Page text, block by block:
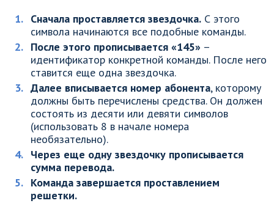
Сначала проставляется звездочка. С этого
символа начинаются все подобные команды.
После этого прописывается «145» –
идентификатор конкретной команды. После него
ставится еще одна звездочка.
Далее вписывается номер абонента, которому
должны быть перечислены средства. Он должен
состоять из десяти или девяти символов
(использовать 8 в начале номера
необязательно).
Через еще одну звездочку прописывается
сумма перевода.
Команда завершается проставлением
решетки.